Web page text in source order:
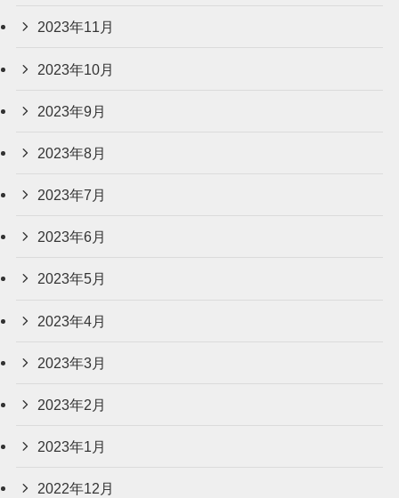
2023年11月
2023年10月
2023年9月
2023年8月
2023年7月
2023年6月
2023年5月
2023年4月
2023年3月
2023年2月
2023年1月
2022年12月